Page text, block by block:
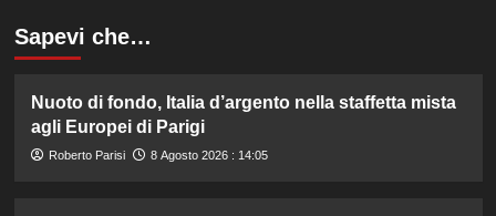
Sapevi che…
Nuoto di fondo, Italia d’argento nella staffetta mista
agli Europei di Parigi
Roberto Parisi 8 Agosto 2026 : 14:05